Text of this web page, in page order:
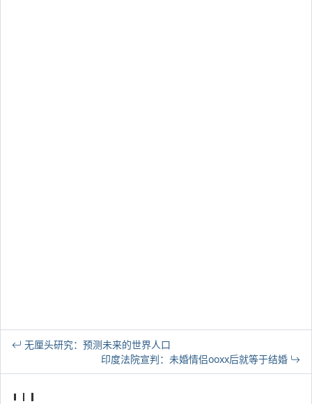
无厘头研究：预测未来的世界人口
印度法院宣判：未婚情侣ooxx后就等于结婚